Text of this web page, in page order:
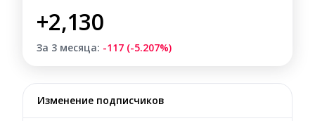
+2,130
За 3 месяца: -117 (-5.207%)
Изменение подписчиков